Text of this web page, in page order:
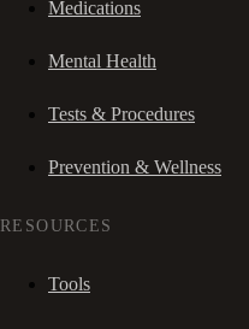
Medications
Mental Health
Tests & Procedures
Prevention & Wellness
RESOURCES
Tools